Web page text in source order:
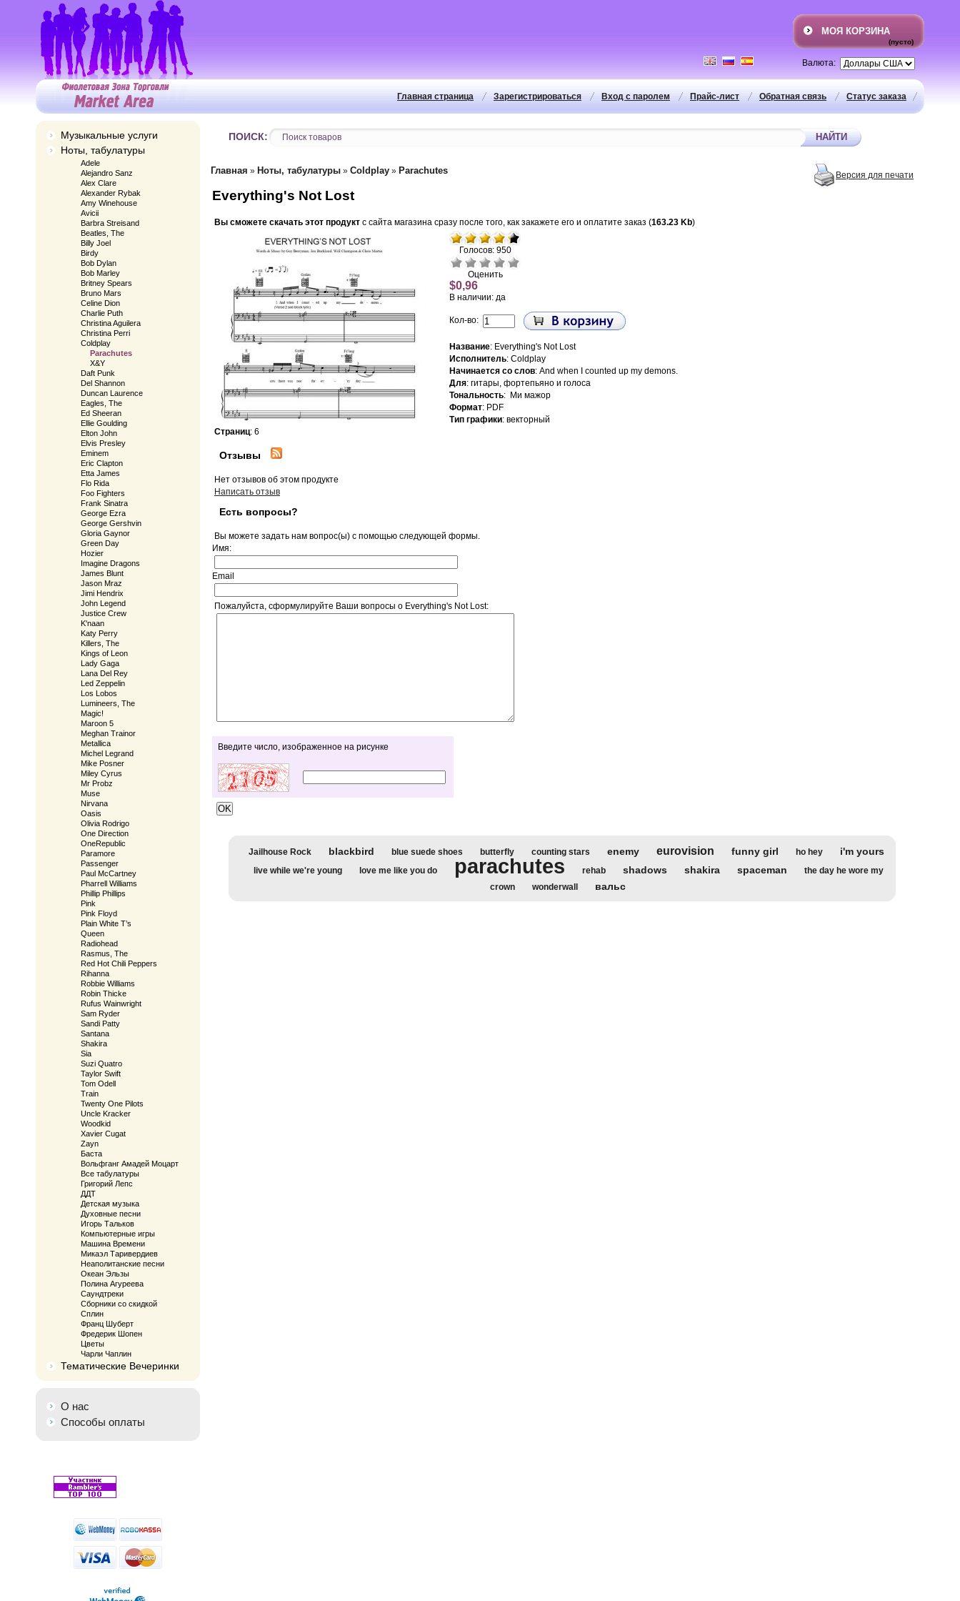
МОЯ КОРЗИНА
(пусто)
Валюта:
Статус заказа
Главная страница Зарегистрироваться Вход с паролем Прайс-лист Обратная связь
Музыкальные услуги
Ноты, табулатуры
Adele
Alejandro Sanz
Alex Clare
Alexander Rybak
Amy Winehouse
Avicii
Barbra Streisand
Beatles, The
Billy Joel
Birdy
Bob Dylan
Bob Marley
Britney Spears
Bruno Mars
Celine Dion
Charlie Puth
Christina Aguilera
Christina Perri
Coldplay
Parachutes
X&Y
Daft Punk
Del Shannon
Duncan Laurence
Eagles, The
Ed Sheeran
Ellie Goulding
Elton John
Elvis Presley
Eminem
Eric Clapton
Etta James
Flo Rida
Foo Fighters
Frank Sinatra
George Ezra
George Gershvin
Gloria Gaynor
Green Day
Hozier
Imagine Dragons
James Blunt
Jason Mraz
Jimi Hendrix
John Legend
Justice Crew
K'naan
Katy Perry
Killers, The
Kings of Leon
Lady Gaga
Lana Del Rey
Led Zeppelin
Los Lobos
Lumineers, The
Magic!
Maroon 5
Meghan Trainor
Metallica
Michel Legrand
Mike Posner
Miley Cyrus
Mr Probz
Muse
Nirvana
Oasis
Olivia Rodrigo
One Direction
OneRepublic
Paramore
Passenger
Paul McCartney
Pharrell Williams
Phillip Phillips
Pink
Pink Floyd
Plain White T’s
Queen
Radiohead
Rasmus, The
Red Hot Chili Peppers
Rihanna
Robbie Williams
Robin Thicke
Rufus Wainwright
Sam Ryder
Sandi Patty
Santana
Shakira
Sia
Suzi Quatro
Taylor Swift
Tom Odell
Train
Twenty One Pilots
Uncle Kracker
Woodkid
Xavier Cugat
Zayn
Баста
Вольфганг Амадей Моцарт
Все табулатуры
Григорий Лепс
ДДТ
Детская музыка
Духовные песни
Игорь Тальков
Компьютерные игры
Машина Времени
Микаэл Таривердиев
Неаполитанские песни
Океан Эльзы
Полина Агуреева
Саундтреки
Сборники со скидкой
Сплин
Франц Шуберт
Фредерик Шопен
Цветы
Чарли Чаплин
Тематические Вечеринки
О нас
Способы оплаты
ПОИСК:
Главная » Ноты, табулатуры » Coldplay » Parachutes Версия для печати
Everything's Not Lost
Вы сможете скачать этот продукт с сайта магазина сразу после того, как закажете его и оплатите заказ (163.23 Kb)
Голосов: 950
Оценить
$0,96
В наличии: да
Кол-во:
Название: Everything's Not Lost
Исполнитель: Coldplay
Начинается со слов: And when I counted up my demons.
Для: гитары, фортепьяно и голоса
Тональность: Ми мажор
Формат: PDF
Тип графики: векторный
Страниц: 6
Отзывы
Нет отзывов об этом продукте
Написать отзыв
Есть вопросы?
Вы можете задать нам вопрос(ы) с помощью следующей формы.
Имя:
Email
Пожалуйста, сформулируйте Ваши вопросы о Everything's Not Lost:
Введите число, изображенное на рисунке
Jailhouse Rock blackbird blue suede shoes butterfly counting stars enemy eurovision funny girl ho hey i'm yours
live while we're young love me like you do parachutes rehab shadows shakira spaceman
the day he wore my
crown
wonderwall вальс